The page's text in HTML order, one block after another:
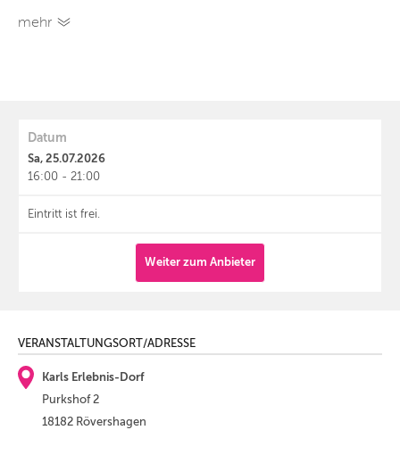
mehr
Datum
Sa, 25.07.2026
16:00 - 21:00
Eintritt ist frei.
Weiter zum Anbieter
VERANSTALTUNGSORT/ADRESSE
Karls Erlebnis-Dorf
Purkshof 2
18182 Rövershagen